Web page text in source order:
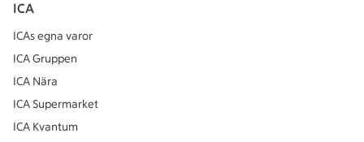
ICA
ICAs egna varor
ICA Gruppen
ICA Nära
ICA Supermarket
ICA Kvantum